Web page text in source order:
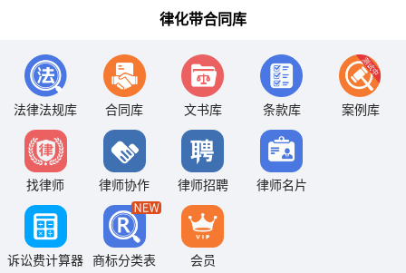
律化带合同库
法律法规库 合同库 文书库 条款库 案例库
找律师 律师协作 律师招聘 律师名片
诉讼费计算器 商标分类表 会员